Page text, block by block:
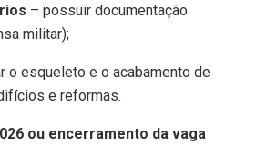
– possuir documentação
militar);
o esqueleto e o acabamento de
e reformas.
ou encerramento da vaga